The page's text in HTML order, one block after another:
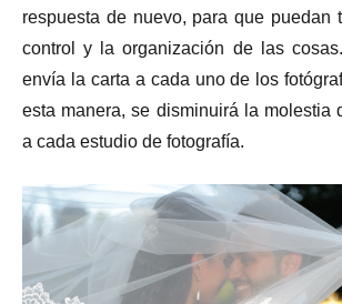
respuesta de nuevo, para que puedan
control y la organización de las
envía la carta a cada uno de los
esta manera, se disminuirá la molestia
a cada estudio de fotografía.